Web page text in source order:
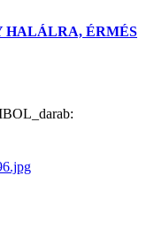
HALÁLRA, ÉRMÉS